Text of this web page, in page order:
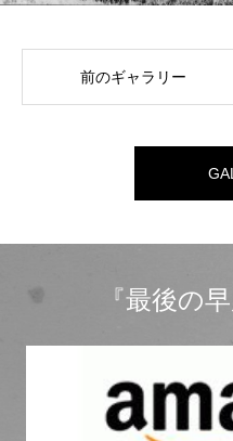
前のギャラリー
『最後の